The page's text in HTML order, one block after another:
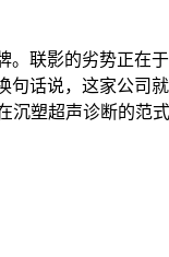
联影的劣势正在
话说，这家公司
塑超声诊断的范